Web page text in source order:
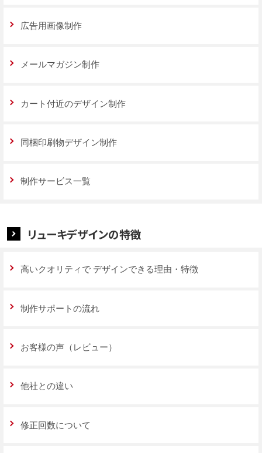
広告用画像制作
メールマガジン制作
カート付近のデザイン制作
同梱印刷物デザイン制作
制作サービス一覧
リューキデザインの特徴
高いクオリティで デザインできる理由・特徴
制作サポートの流れ
お客様の声（レビュー）
他社との違い
修正回数について